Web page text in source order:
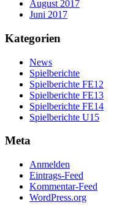
August 2017
Juni 2017
Kategorien
News
Spielberichte
Spielberichte FE12
Spielberichte FE13
Spielberichte FE14
Spielberichte U15
Meta
Anmelden
Eintrags-Feed
Kommentar-Feed
WordPress.org